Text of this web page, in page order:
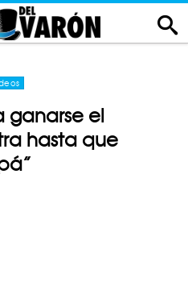
ganarse el
hasta que